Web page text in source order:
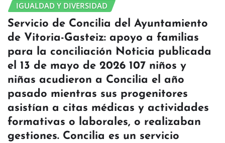
IGUALDAD Y DIVERSIDAD
Servicio de Concilia del Ayuntamiento
de Vitoria-Gasteiz: apoyo a familias
para la conciliación Noticia publicada
el 13 de mayo de 2026 107 niños y
niñas acudieron a Concilia el año
pasado mientras sus progenitores
asistían a citas médicas y actividades
formativas o laborales, o realizaban
gestiones. Concilia es un servicio